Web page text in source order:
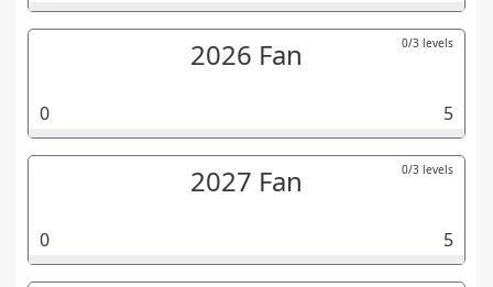
2026 Fan 0/3 levels
0 5
2027 Fan 0/3 levels
0 5